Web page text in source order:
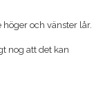
och vänster lår.
nog att det kan